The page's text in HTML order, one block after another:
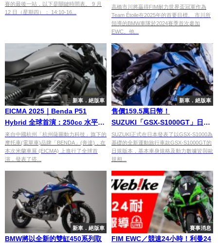
賽的最後一站，以下是關鍵時間表。 9 月
12 日（星期四）： 14:10-16...
高橋市川將贏得FIM耐力世界盃冠軍作為
Team Étoile在2025年的首要目標。 市川所
領導的BMW車隊於2024賽季首次參加
EWC。他...
新車．絕版車
EICMA 2025｜Benda P51
Hybrid 全球首演：250cc 水平對
臥＋馬達，62 ps／100 N·m
來自中國杭州「杭州薩圖動力科技」旗下的
摩托車(電單車)品牌「BENDA」(奔達)，在
本次米蘭車展 (EICMA) 上進行了全球首
演，發表了搭...
新車．絕版車
售價159.5萬日幣！
SUZUKI「GSX-S1000GT」日本
開賣
SUZUKI正式在日本發表了以GSX-S1000為
基礎的全新運動旅行車款GSX-S1000GT的
日規版本，基本車身規格及動力數據皆與歐
規相...
新車．絕版車
BMW將以全新的雙缸450系列取
賽事消息
FIM EWC／競速24小時！利曼24